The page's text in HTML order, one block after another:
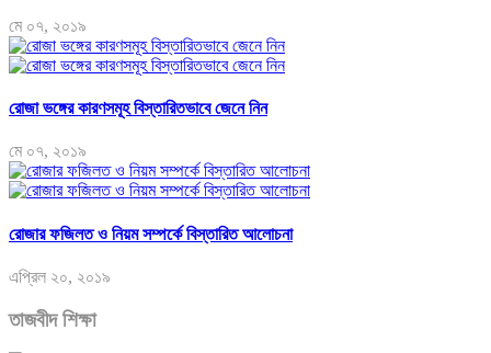
মে ০৭, ২০১৯
রোজা ভঙ্গের কারণসমূহ বিস্তারিতভাবে জেনে নিন
মে ০৭, ২০১৯
রোজার ফজিলত ও নিয়ম সম্পর্কে বিস্তারিত আলোচনা
এপ্রিল ২০, ২০১৯
তাজবীদ শিক্ষা